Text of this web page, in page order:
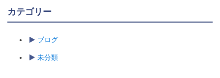
カテゴリー
ブログ
未分類